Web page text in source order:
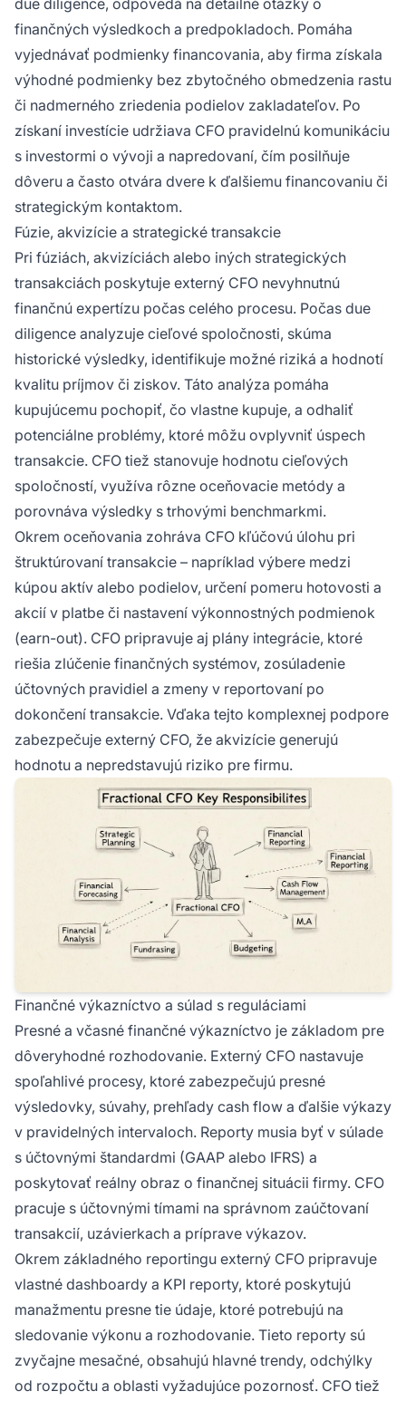
finančných výsledkoch a predpokladoch. Pomáha
vyjednávať podmienky financovania, aby firma získala
výhodné podmienky bez zbytočného obmedzenia rastu
či nadmerného zriedenia podielov zakladateľov. Po
získaní investície udržiava CFO pravidelnú komunikáciu
s investormi o vývoji a napredovaní, čím posilňuje
dôveru a často otvára dvere k ďalšiemu financovaniu či
strategickým kontaktom.
Fúzie, akvizície a strategické transakcie
Pri fúziách, akvizíciách alebo iných strategických
transakciách poskytuje externý CFO nevyhnutnú
finančnú expertízu počas celého procesu. Počas due
diligence analyzuje cieľové spoločnosti, skúma
historické výsledky, identifikuje možné riziká a hodnotí
kvalitu príjmov či ziskov. Táto analýza pomáha
kupujúcemu pochopiť, čo vlastne kupuje, a odhaliť
potenciálne problémy, ktoré môžu ovplyvniť úspech
transakcie. CFO tiež stanovuje hodnotu cieľových
spoločností, využíva rôzne oceňovacie metódy a
porovnáva výsledky s trhovými benchmarkmi.
Okrem oceňovania zohráva CFO kľúčovú úlohu pri
štruktúrovaní transakcie – napríklad výbere medzi
kúpou aktív alebo podielov, určení pomeru hotovosti a
akcií v platbe či nastavení výkonnostných podmienok
(earn-out). CFO pripravuje aj plány integrácie, ktoré
riešia zlúčenie finančných systémov, zosúladenie
účtovných pravidiel a zmeny v reportovaní po
dokončení transakcie. Vďaka tejto komplexnej podpore
zabezpečuje externý CFO, že akvizície generujú
hodnotu a nepredstavujú riziko pre firmu.
Finančné výkazníctvo a súlad s reguláciami
Presné a včasné finančné výkazníctvo je základom pre
dôveryhodné rozhodovanie. Externý CFO nastavuje
spoľahlivé procesy, ktoré zabezpečujú presné
výsledovky, súvahy, prehľady cash flow a ďalšie výkazy
v pravidelných intervaloch. Reporty musia byť v súlade
s účtovnými štandardmi (GAAP alebo IFRS) a
poskytovať reálny obraz o finančnej situácii firmy. CFO
pracuje s účtovnými tímami na správnom zaúčtovaní
transakcií, uzávierkach a príprave výkazov.
Okrem základného reportingu externý CFO pripravuje
vlastné dashboardy a KPI reporty, ktoré poskytujú
manažmentu presne tie údaje, ktoré potrebujú na
sledovanie výkonu a rozhodovanie. Tieto reporty sú
zvyčajne mesačné, obsahujú hlavné trendy, odchýlky
od rozpočtu a oblasti vyžadujúce pozornosť. CFO tiež